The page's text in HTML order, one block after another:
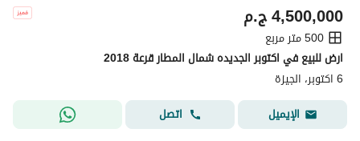
ج.م4,500,000
500 متر مربع
ارض للبيع في اكتوبر الجديده شمال المطار قرعة 2018
6 اكتوبر، الجيزة
الإيميل
اتصل